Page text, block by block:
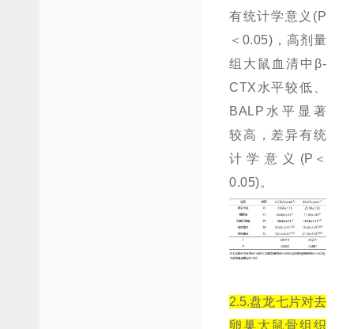
有统计学意义(P
＜0.05)，高剂量
组大鼠血清中β-
CTX水平较低、
BALP水平显著
较高，差异有统
计学意义(P＜
0.05)。
2.5.盘龙七片对去
卵巢大鼠骨组织